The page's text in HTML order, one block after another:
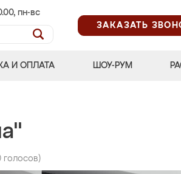
пн-вс
ЗАКАЗАТЬ
И ОПЛАТА ШОУ-РУМ
голосов)